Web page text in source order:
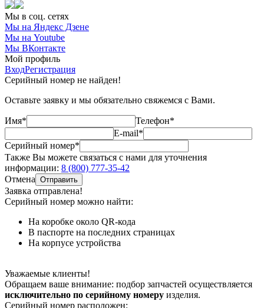
Мы в соц. сетях
Мы на Яндекс Дзене
Мы на Youtube
Мы ВКонтакте
Мой профиль
ВходРегистрация
Серийный номер не найден!
Оставьте заявку и мы обязательно свяжемся с Вами.
Имя*
Телефон*
E-mail*
Серийный номер*
Также Вы можете связаться с нами для уточнения
информации: 8 (800) 777-35-42
Отмена Отправить
Заявка отправлена!
Серийный номер можно найти:
На коробке около QR-кода
В паспорте на последних страницах
На корпусе устройства
Уважаемые клиенты!
Обращаем ваше внимание: подбор запчастей осуществляется
исключительно по серийному номеру изделия.
Серийный номер расположен: